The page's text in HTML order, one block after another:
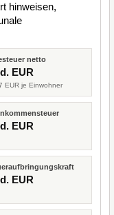
hinweisen,
netto
EUR
EUR je Einwohner
EUR
EUR